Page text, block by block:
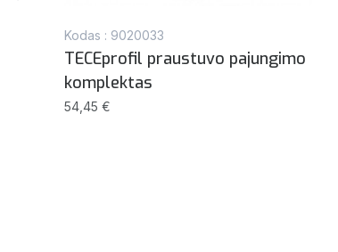
Kodas : 9020033
TECEprofil praustuvo pajungimo
komplektas
54,45 €